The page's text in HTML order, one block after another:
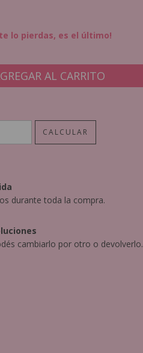
te lo pierdas, es el último!
CALCULAR
durante toda la compra.
cambiarlo por otro o devolverlo.